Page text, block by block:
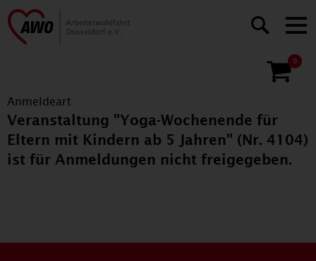
0
Anmeldeart
Veranstaltung "Yoga-Wochenende für
Eltern mit Kindern ab 5 Jahren" (Nr. 4104)
ist für Anmeldungen nicht freigegeben.